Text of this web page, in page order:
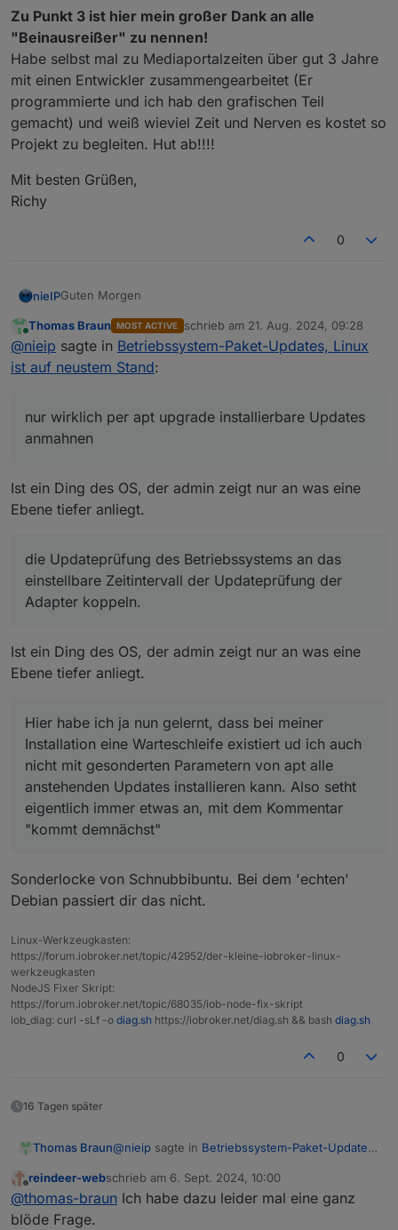
Zu Punkt 3 ist hier mein großer Dank an alle
"Beinausreißer" zu nennen!
Habe selbst mal zu Mediaportalzeiten über gut 3 Jahre
mit einen Entwickler zusammengearbeitet (Er
programmierte und ich hab den grafischen Teil
gemacht) und weiß wieviel Zeit und Nerven es kostet so
Projekt zu begleiten. Hut ab!!!!
Mit besten Grüßen,
Richy
0
nieIPGuten Morgen
ich finde Hinweise zum Betriebssystem grundsätzlich
richtig und wichtig.
Aber bitte nicht jedes mal, wenn ich den Admin im
eine Warteschleife existiert ud ich auch nicht mit
gesonderten Parametern von apt alle anstehenden
Updates installieren kann. Also setht eigentlich immer
Deshalb würde auch ich es begrüssen , wenn die
das betriebssstem als Grundlage von ioBroker möglichst
aktuell zu halten.
Da sehe ich aber auch Spielraum für Kompromisse
anmahnen
Einstellbar. Max 30 Tage.
die Updateprüfung des Betriebssystems an das
einstellbare Zeitintervall der Updateprüfung der
schönen RestSonntag dann noch
Online
Thomas Braun MOST ACTIVE schrieb am 21. Aug. 2024, 09:28
zuletzt editiert von
@nieip sagte in Betriebssystem-Paket-Updates, Linux
ist auf neustem Stand:
nur wirklich per apt upgrade installierbare Updates
anmahnen
Ist ein Ding des OS, der admin zeigt nur an was eine
Ebene tiefer anliegt.
die Updateprüfung des Betriebssystems an das
einstellbare Zeitintervall der Updateprüfung der
Adapter koppeln.
Ist ein Ding des OS, der admin zeigt nur an was eine
Ebene tiefer anliegt.
Hier habe ich ja nun gelernt, dass bei meiner
Installation eine Warteschleife existiert ud ich auch
nicht mit gesonderten Parametern von apt alle
anstehenden Updates installieren kann. Also setht
eigentlich immer etwas an, mit dem Kommentar
"kommt demnächst"
Sonderlocke von Schnubbibuntu. Bei dem 'echten'
Debian passiert dir das nicht.
Linux-Werkzeugkasten:
https://forum.iobroker.net/topic/42952/der-kleine-iobroker-linux-
werkzeugkasten
NodeJS Fixer Skript:
https://forum.iobroker.net/topic/68035/iob-node-fix-skript
iob_diag: curl -sLf -o diag.sh https://iobroker.net/diag.sh && bash diag.sh
0
16 Tagen später
Thomas Braun@nieip sagte in Betriebssystem-Paket-Updates,
nur wirklich per apt upgrade installierbare
Offline
reindeer-webschrieb am 6. Sept. 2024, 10:00
zuletzt editiert von
@thomas-braun Ich habe dazu leider mal eine ganz
blöde Frage.